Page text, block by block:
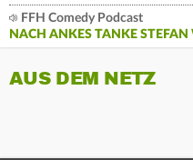
FFH Comedy Podcast
NACH ANKES TANKE
AUS DEM NETZ